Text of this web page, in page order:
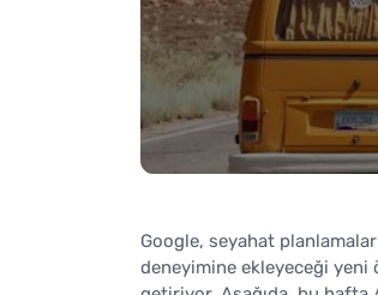
Google, seyahat
deneyimine ekleyeceği yeni